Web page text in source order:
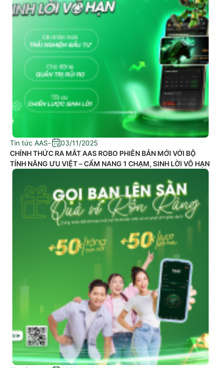
Tin tức AAS-
03/11/2025
CHÍNH THỨC RA MẮT AAS ROBO PHIÊN BẢN MỚI VỚI BỘ
TÍNH NĂNG ƯU VIỆT – CẨM NANG 1 CHẠM, SINH LỜI VÔ HẠN